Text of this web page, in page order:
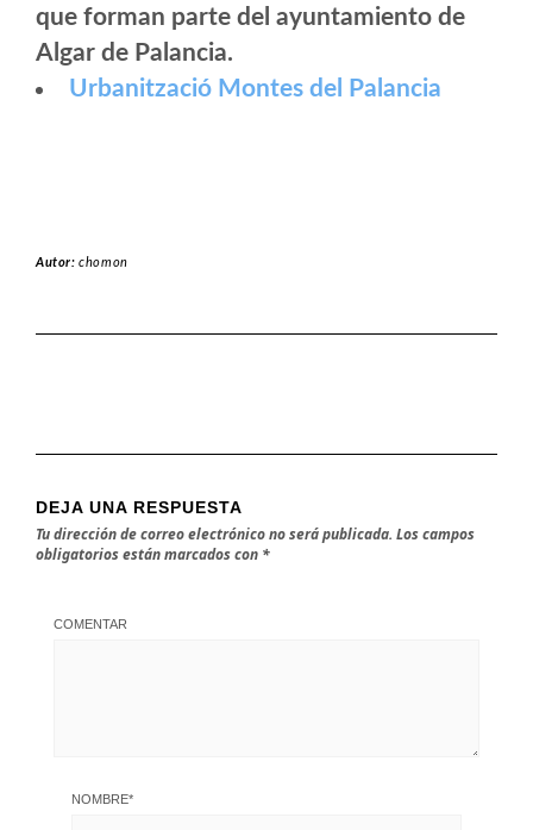
que forman parte del ayuntamiento de
Algar de Palancia.
Urbanització Montes del Palancia
Autor:chomon
DEJA UNA RESPUESTA
Tu dirección de correo electrónico no será publicada. Los campos
obligatorios están marcados con *
COMENTAR
NOMBRE*